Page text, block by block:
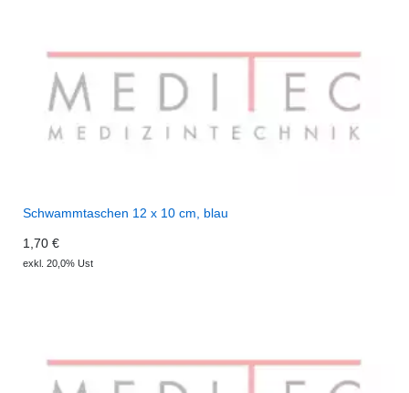
Schwammtaschen 12 x 10 cm, blau
1,70 €
exkl. 20,0% Ust